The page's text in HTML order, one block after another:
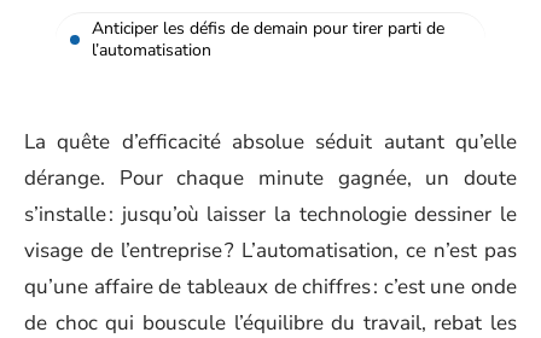
Anticiper les défis de demain pour tirer parti de
l’automatisation
La quête d’efficacité absolue séduit autant qu’elle
dérange. Pour chaque minute gagnée, un doute
s’installe : jusqu’où laisser la technologie dessiner le
visage de l’entreprise ? L’automatisation, ce n’est pas
qu’une affaire de tableaux de chiffres : c’est une onde
de choc qui bouscule l’équilibre du travail, rebat les